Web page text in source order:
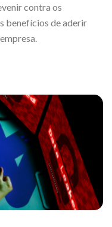
contra os
benefícios de aderir